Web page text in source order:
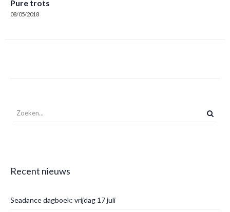
Pure trots
08/05/2018
Recent nieuws
Seadance dagboek: vrijdag 17 juli